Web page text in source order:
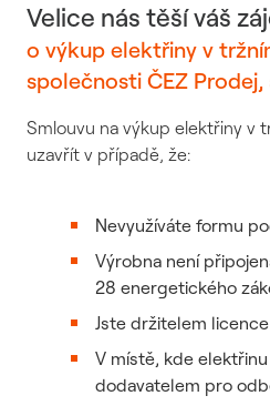
Velice nás těší váš
o výkup elektřiny v
společnosti ČEZ Prodej,
Smlouvu na výkup elektřiny v
uzavřít v případě, že:
Nevyužíváte formu
Výrobna není
28 energetického
Jste držitelem
V místě, kde
dodavatelem pro